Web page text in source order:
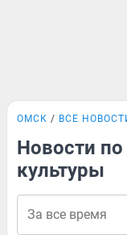
ОМСК ВСЕ
Новости
культуры